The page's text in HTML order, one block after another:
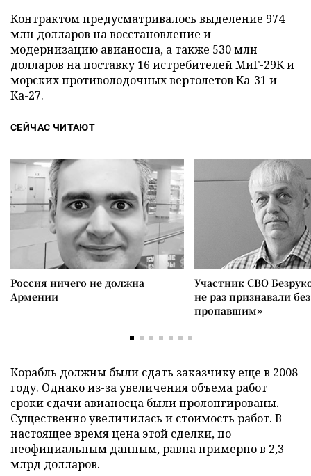
Контрактом предусматривалось выделение 974
млн долларов на восстановление и
модернизацию авианосца, а также 530 млн
долларов на поставку 16 истребителей МиГ-29К и
морских противолодочных вертолетов Ка-31 и
Ка-27.
СЕЙЧАС ЧИТАЮТ
Россия ничего не должна
Армении
Участник СВО
не раз признавали
пропавшим»
Корабль должны были сдать заказчику еще в 2008
году. Однако из-за увеличения объема работ
сроки сдачи авианосца были пролонгированы.
Существенно увеличилась и стоимость работ. В
настоящее время цена этой сделки, по
неофициальным данным, равна примерно в 2,3
млрд долларов.